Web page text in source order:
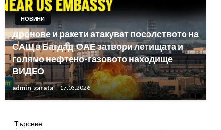
НОВИНИ
Дронове и ракети атакуват посолството на
САЩ в Багдад. ОАЕ затвори летищата и
голямо нефтено-газовото находище
ВИДЕО
admin_zarata 17.03.2026
Търсене